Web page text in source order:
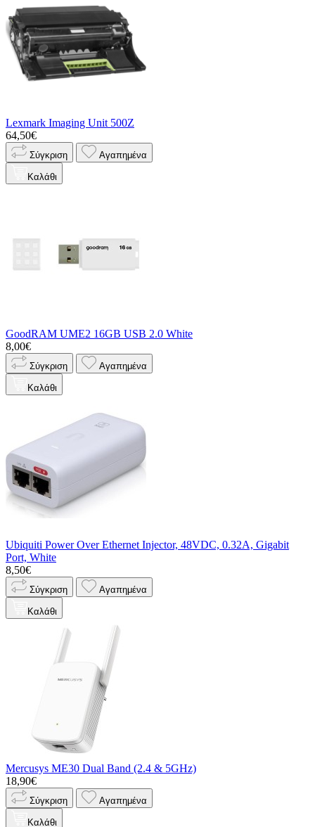
Lexmark Imaging Unit 500Z
64,50€
Σύγκριση Αγαπημένα
Καλάθι
GoodRAM UME2 16GB USB 2.0 White
8,00€
Σύγκριση Αγαπημένα
Καλάθι
Ubiquiti Power Over Ethernet Injector, 48VDC, 0.32A, Gigabit
Port, White
8,50€
Σύγκριση Αγαπημένα
Καλάθι
Mercusys ME30 Dual Band (2.4 & 5GHz)
18,90€
Σύγκριση Αγαπημένα
Καλάθι